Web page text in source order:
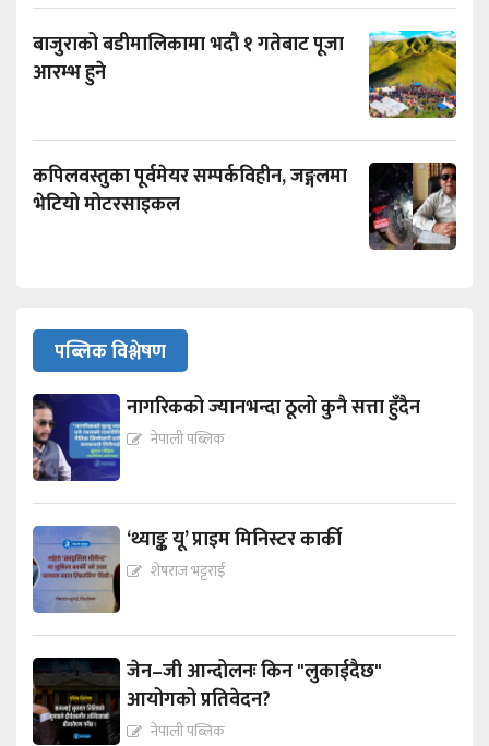
बाजुराको बडीमालिकामा भदौ १ गतेबाट पूजा
आरम्भ हुने
कपिलवस्तुका पूर्वमेयर सम्पर्कविहीन, जङ्गलमा
भेटियो मोटरसाइकल
पब्लिक विश्लेषण
नागरिकको ज्यानभन्दा ठूलो कुनै सत्ता हुँदैन
नेपाली पब्लिक
‘थ्याङ्क यू’ प्राइम मिनिस्टर कार्की
शेषराज भट्टराई
जेन–जी आन्दोलनः किन "लुकाईदैछ"
आयोगको प्रतिवेदन?
नेपाली पब्लिक